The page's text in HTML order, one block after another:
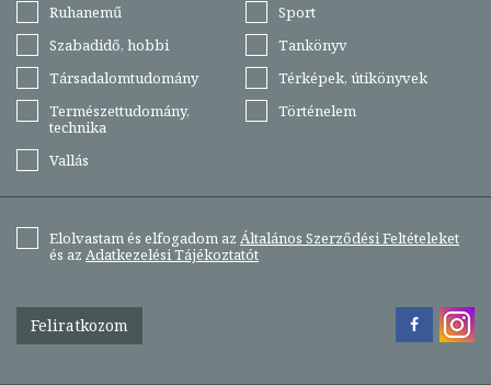
Ruhanemű
Sport
Szabadidő, hobbi
Tankönyv
Társadalomtudomány
Térképek, útikönyvek
Természettudomány,
technika
Történelem
Vallás
Elolvastam és elfogadom az Általános Szerződési Feltételeket
és az Adatkezelési Tájékoztatót
Feliratkozom